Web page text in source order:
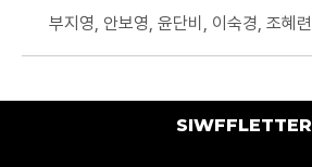
부지영, 안보영, 윤단비, 이숙경, 조혜련
SIWFFLETTER